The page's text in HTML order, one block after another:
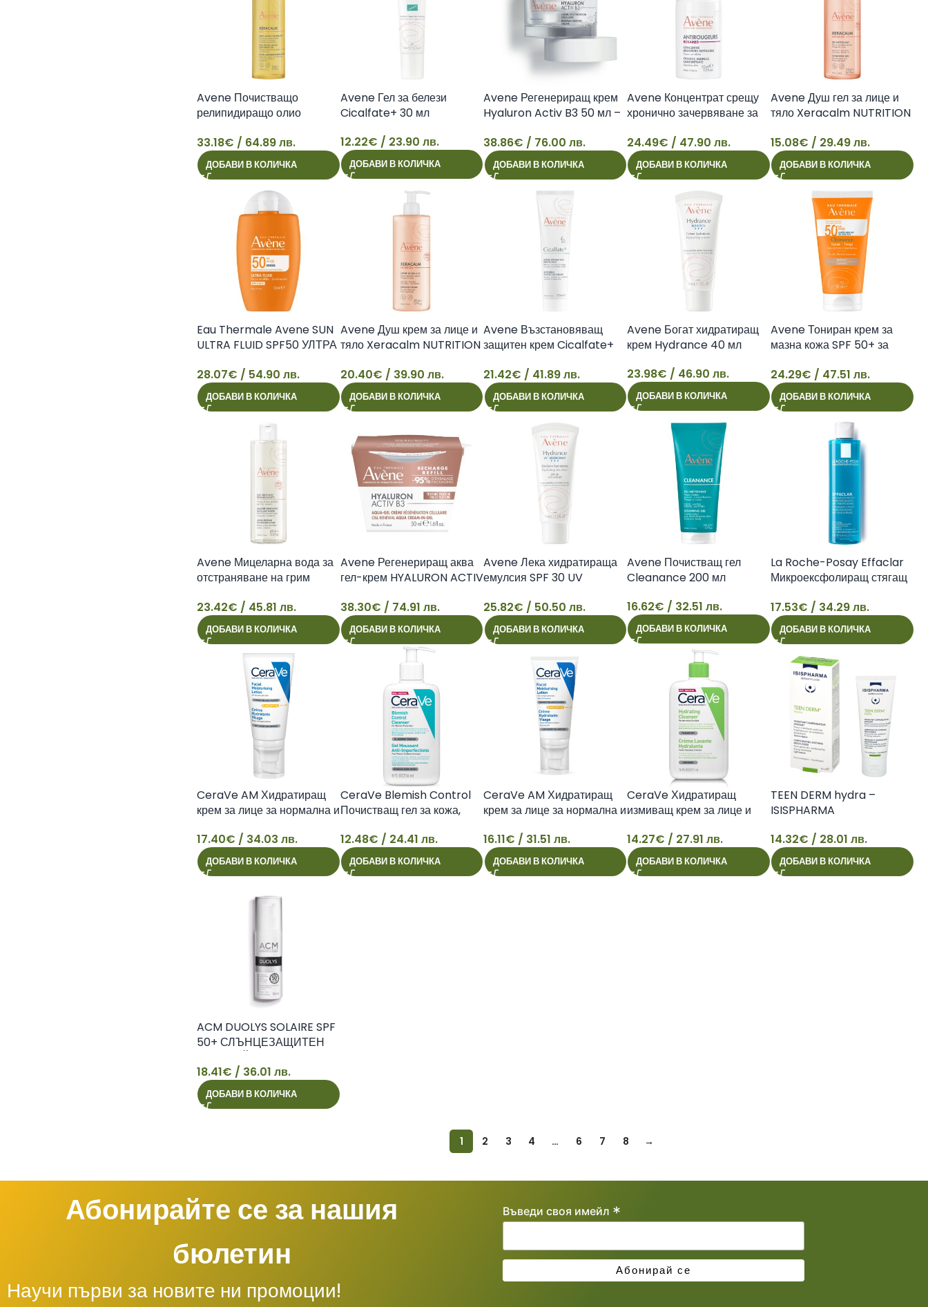
Avene Почистващо
релипидиращо олио
33.18€ / 64.89 лв.
ДОБАВИ В КОЛИЧКА
Avene Гел за белези
Cicalfate+ 30 мл
12.22€ / 23.90 лв.
ДОБАВИ В КОЛИЧКА
Avene Регенериращ крем
Hyaluron Activ B3 50 мл –
38.86€ / 76.00 лв.
ДОБАВИ В КОЛИЧКА
Avene Концентрат срещу
хронично зачервяване за
Antirougeurs Rosamed 30
мл
24.49€ / 47.90 лв.
ДОБАВИ В КОЛИЧКА
Avene Душ гел за лице и
тяло Xeracalm NUTRITION
15.08€ / 29.49 лв.
ДОБАВИ В КОЛИЧКА
Eau Thermale Avene SUN
ULTRA FLUID SPF50 УЛТРА
ПОКРИТИЕ
28.07€ / 54.90 лв.
ДОБАВИ В КОЛИЧКА
Avene Душ крем за лице и
тяло Xeracalm NUTRITION
20.40€ / 39.90 лв.
ДОБАВИ В КОЛИЧКА
Avene Възстановяващ
защитен крем Cicalfate+
21.42€ / 41.89 лв.
ДОБАВИ В КОЛИЧКА
Avene Богат хидратиращ
крем Hydrance 40 мл
23.98€ / 46.90 лв.
ДОБАВИ В КОЛИЧКА
Avene Тониран крем за
мазна кожа SPF 50+ за
24.29€ / 47.51 лв.
ДОБАВИ В КОЛИЧКА
Avene Мицеларна вода за
отстраняване на грим
23.42€ / 45.81 лв.
ДОБАВИ В КОЛИЧКА
Avene Регенериращ аква
гел-крем HYALURON ACTIV
38.30€ / 74.91 лв.
ДОБАВИ В КОЛИЧКА
Avene Лека хидратираща
емулсия SPF 30 UV
25.82€ / 50.50 лв.
ДОБАВИ В КОЛИЧКА
Avene Почистващ гел
Cleanance 200 мл
16.62€ / 32.51 лв.
ДОБАВИ В КОЛИЧКА
La Roche-Posay Effaclar
Микроексфолиращ стягащ
чувствителна кожа, 200 мл
17.53€ / 34.29 лв.
ДОБАВИ В КОЛИЧКА
CeraVe AM Хидратиращ
крем за лице за нормална и
3337875814652
17.40€ / 34.03 лв.
ДОБАВИ В КОЛИЧКА
CeraVe Blemish Control
Почистващ гел за кожа,
несъвършенства, 236 мл
3337875784054
12.48€ / 24.41 лв.
ДОБАВИ В КОЛИЧКА
CeraVe AM Хидратиращ
крем за лице за нормална и
3337875840620
16.11€ / 31.51 лв.
ДОБАВИ В КОЛИЧКА
CeraVe Хидратиращ
измиващ крем за лице и
кожа, 473 мл
3337875597333
14.27€ / 27.91 лв.
ДОБАВИ В КОЛИЧКА
TEEN DERM hydra –
ISISPHARMA
14.32€ / 28.01 лв.
ДОБАВИ В КОЛИЧКА
ACM DUOLYS SOLAIRE SPF
50+ СЛЪНЦЕЗАЩИТЕН
18.41€ / 36.01 лв.
ДОБАВИ В КОЛИЧКА
1 2 3 4 … 6 7 8 →
Абонирайте се за нашия
бюлетин
Научи първи за новите ни промоции!
Въведи своя имейл *